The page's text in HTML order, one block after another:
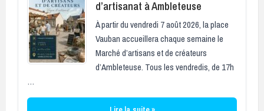
d’artisanat à Ambleteuse
À partir du vendredi 7 août 2026, la place
Vauban accueillera chaque semaine le
Marché d’artisans et de créateurs
d’Ambleteuse. Tous les vendredis, de 17h
…